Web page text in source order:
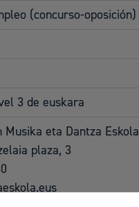
(concurso-oposición)
3 de euskara
Musika eta Dantza Eskola
plaza, 3